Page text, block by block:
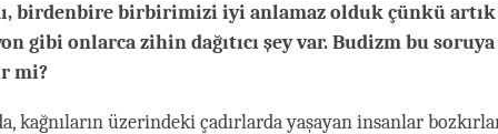
birdenbire birbirimizi iyi anlamaz olduk çünkü artık
gibi onlarca zihin dağıtıcı şey var. Budizm bu soruya
mi?
kağnıların üzerindeki çadırlarda yaşayan insanlar